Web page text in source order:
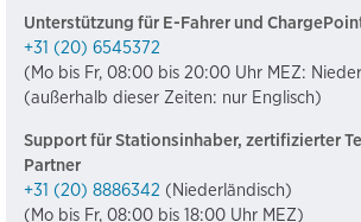
Unterstützung für E-Fahrer und
+31 (20) 6545372
(Mo bis Fr, 08:00 bis 20:00 Uhr MEZ:
(außerhalb dieser Zeiten: nur Englisch)
Support für Stationsinhaber, zertifizierter
Partner
+31 (20) 8886342 (Niederländisch)
(Mo bis Fr, 08:00 bis 18:00 Uhr MEZ)